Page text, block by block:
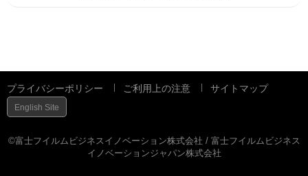
プライバシーポリシー ご利用上の注意 サイトマップ
English Site
©富士フイルムビジネスイノベーション株式会社 / 富士フイルムビジネス
イノベーションジャパン株式会社